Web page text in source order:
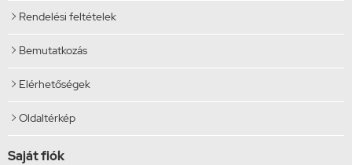
 Rendelési feltételek
 Bemutatkozás
 Elérhetőségek
 Oldaltérkép
Saját fiók